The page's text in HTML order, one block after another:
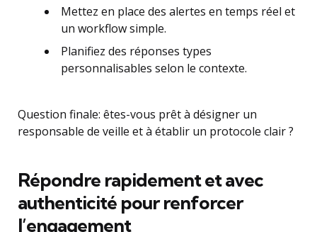
Mettez en place des alertes en temps réel et
un workflow simple.
Planifiez des réponses types
personnalisables selon le contexte.
Question finale: êtes-vous prêt à désigner un
responsable de veille et à établir un protocole clair ?
Répondre rapidement et avec
authenticité pour renforcer
l’engagement